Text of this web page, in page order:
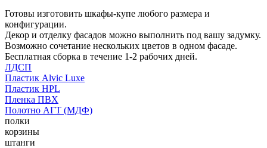
Готовы изготовить шкафы-купе любого размера и
конфигурации.
Декор и отделку фасадов можно выполнить под вашу задумку.
Возможно сочетание нескольких цветов в одном фасаде.
Бесплатная сборка в течение 1-2 рабочих дней.
ЛДСП
Пластик Alvic Luxe
Пластик HPL
Пленка ПВХ
Полотно АГТ (МДФ)
полки
корзины
штанги